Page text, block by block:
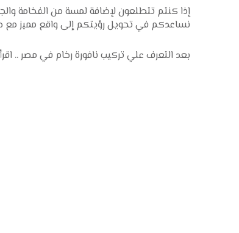
إذا كنتم تتطلعون لإضافة لمسة من الفخامة
نساعدكم في تحويل رؤيتكم إلى واقع مميز مع
بعد التعرف علي تركيب نافورة رخام في مصر ..